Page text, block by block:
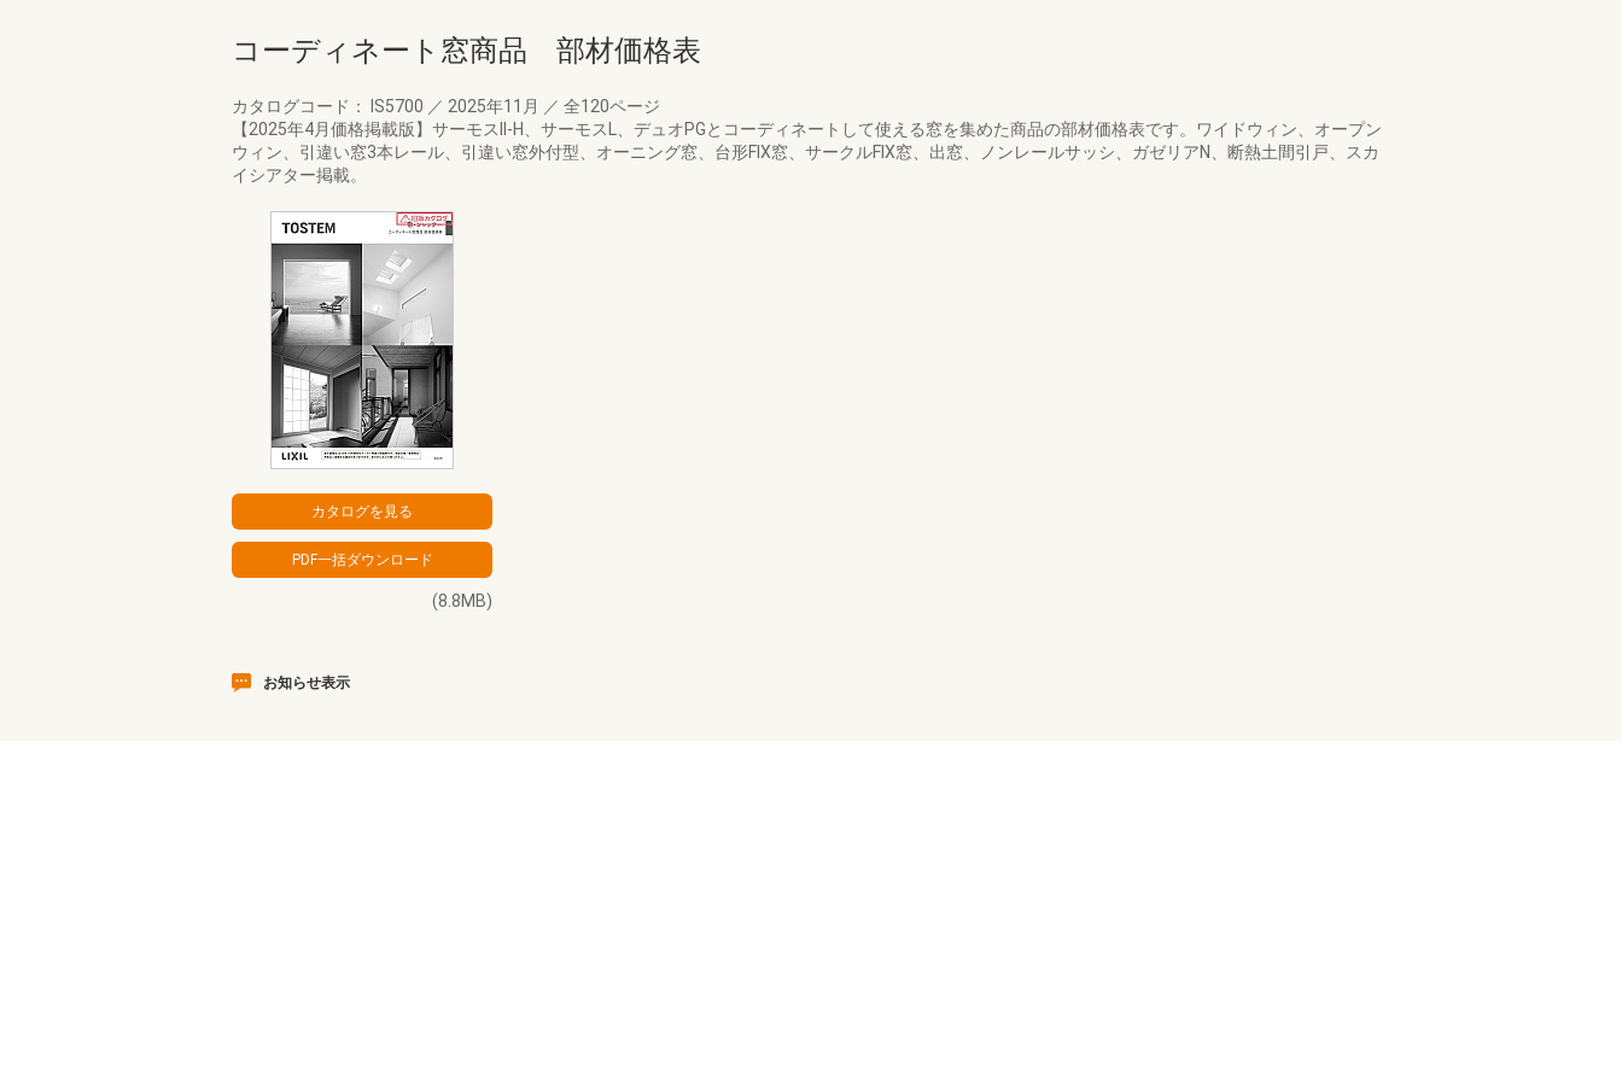
コーディネート窓商品 部材価格表
カタログコード： IS5700 ／ 2025年11月 ／ 全120ページ
【2025年4月価格掲載版】サーモスII-H、サーモスL、デュオPGとコーディネートして使える窓を集めた商品の部材価格表です。ワイドウィン、オープン
ウィン、引違い窓3本レール、引違い窓外付型、オーニング窓、台形FIX窓、サークルFIX窓、出窓、ノンレールサッシ、ガゼリアN、断熱土間引戸、スカ
イシアター掲載。
(8.8MB)
お知らせ表示